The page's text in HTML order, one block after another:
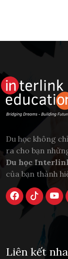
Du học không
ra cho bạn
Du học
của bạn thành
Liên kết